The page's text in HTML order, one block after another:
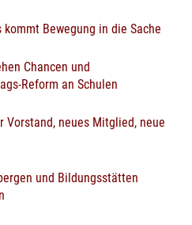
Bewegung in die Sache
Chancen und
Reform an Schulen
Vorstand, neues Mitglied, neue
und Bildungsstätten